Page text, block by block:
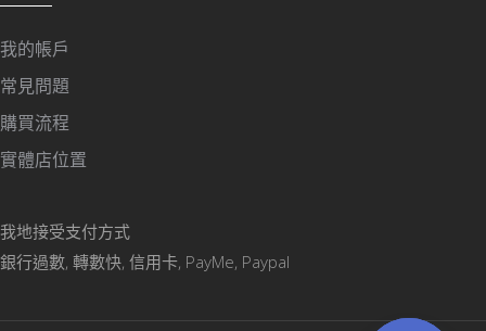
我的帳戶
常見問題
購買流程
實體店位置
我地接受支付方式
銀行過數, 轉數快, 信用卡, PayMe, Paypal